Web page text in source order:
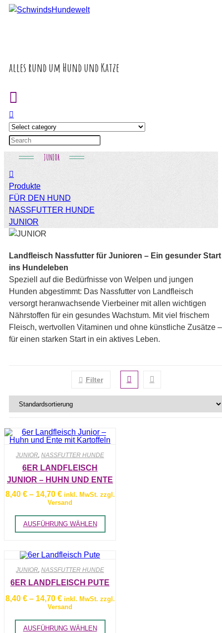
Inhalt
springen
alles rund um Hund und Katze
JUNIOR
Produkte
FÜR DEN HUND
NASSFUTTER HUNDE
JUNIOR
Landfleisch Nassfutter für Junioren – Ein gesunder Start
ins Hundeleben
Speziell auf die Bedürfnisse von Welpen und jungen
Hunden abgestimmt: Das Nassfutter von Landfleisch
versorgt heranwachsende Vierbeiner mit allen wichtigen
Nährstoffen für ein gesundes Wachstum. Mit viel frischem
Fleisch, wertvollen Vitaminen und ohne künstliche Zusätze –
für einen starken Start in ein aktives Leben.
Filter
JUNIOR, NASSFUTTER HUNDE
6ER LANDFLEISCH
JUNIOR – HUHN UND ENTE
MIT KARTOFFELN
8,40 € – 14,70 €Preisspanne:
8,40 €
14,70 €
inkl. MwSt. zzgl.
Versand
AUSFÜHRUNG WÄHLEN
weist
können
der
werden
JUNIOR, NASSFUTTER HUNDE
6ER LANDFLEISCH PUTE
8,40 € – 14,70 €Preisspanne:
8,40 €
14,70 €
inkl. MwSt. zzgl.
Versand
AUSFÜHRUNG WÄHLEN